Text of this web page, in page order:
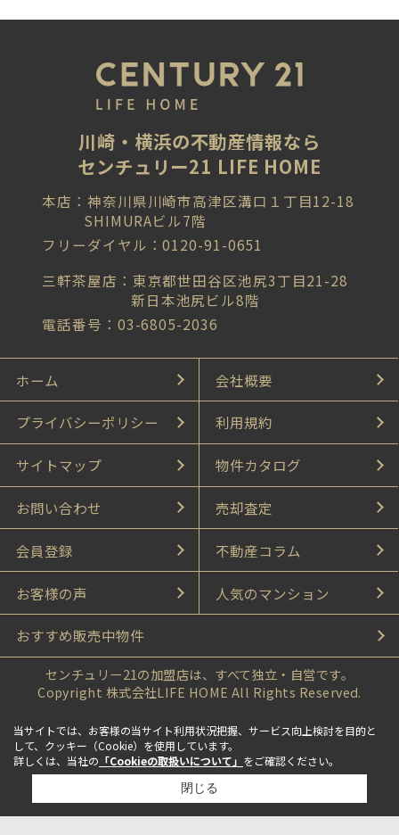
川崎・横浜の不動産情報なら
センチュリー21 LIFE HOME
本店：神奈川県川崎市高津区溝口１丁目12-18
SHIMURAビル7階
フリーダイヤル：0120-91-0651
三軒茶屋店：東京都世田谷区池尻3丁目21-28
新日本池尻ビル8階
電話番号：03-6805-2036
ホーム 会社概要
プライバシーポリシー 利用規約
サイトマップ 物件カタログ
お問い合わせ 売却査定
会員登録 不動産コラム
お客様の声 人気のマンション
おすすめ販売中物件
センチュリー21の加盟店は、すべて独立・自営です。
Copyright 株式会社LIFE HOME All Rights Reserved.
当サイトでは、お客様の当サイト利用状況把握、サービス向上検討を目的と
して、クッキー（Cookie）を使用しています。
詳しくは、当社の 「Cookieの取扱いについて」 をご確認ください。
閉じる